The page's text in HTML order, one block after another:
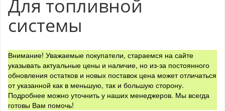
Для топливной
системы
Внимание! Уважаемые покупатели, стараемся на сайте
указывать актуальные цены и наличие, но из-за постоянного
обновления остатков и новых поставок цена может отличаться
от указанной как в меньшую, так и большую сторону.
Подробнее можно уточнить у наших менеджеров. Мы всегда
готовы Вам помочь!